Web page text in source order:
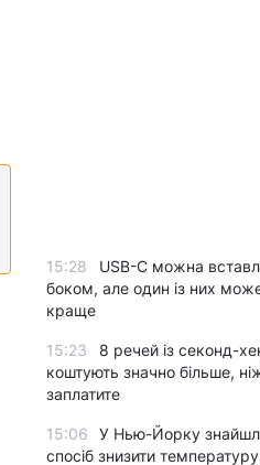
15:28
USB-C можна
боком, але один із них
краще
15:23
8 речей із секонд-
коштують значно більше,
заплатите
15:06
У Нью-Йорку
спосіб знизити